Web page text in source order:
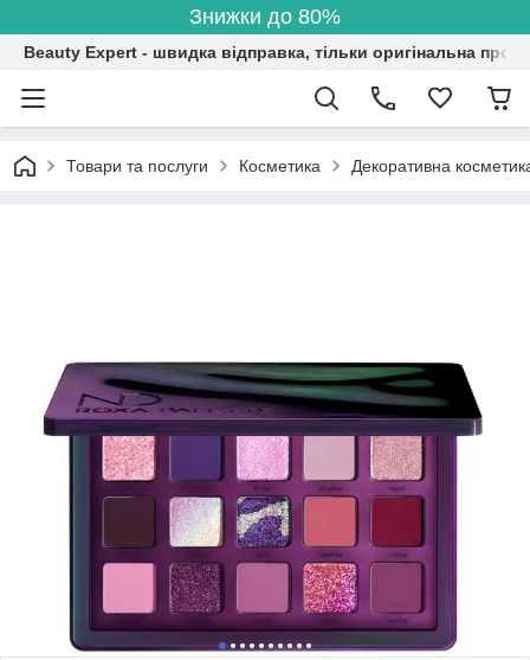
Знижки до 80%
Beauty Expert - швидка відправка, тільки оригінальна
Товари та послуги Косметика Декоративна